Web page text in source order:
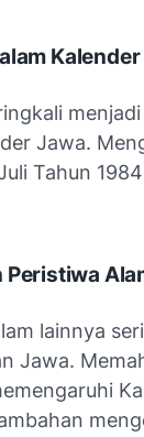
Jawa.
Tahun
lainnya
Jawa.